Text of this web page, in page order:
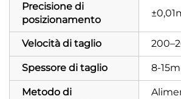
Precisione di
posizionamento
Velocità di taglio
Spessore di taglio 8-
Metodo di